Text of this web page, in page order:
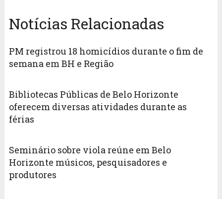
Notícias Relacionadas
PM registrou 18 homicídios durante o fim de
semana em BH e Região
Bibliotecas Públicas de Belo Horizonte
oferecem diversas atividades durante as
férias
Seminário sobre viola reúne em Belo
Horizonte músicos, pesquisadores e
produtores